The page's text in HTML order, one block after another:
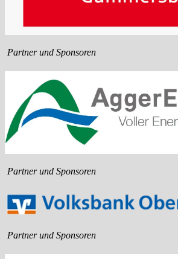
Partner und Sponsoren
Partner und Sponsoren
Partner und Sponsoren